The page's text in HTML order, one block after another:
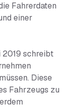
Fahrerdaten
einer
2019 schreibt
Diese
Fahrzeugs zu